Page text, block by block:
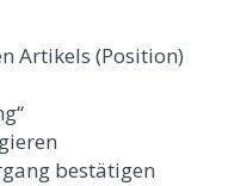
Artikels (Position)
bestätigen